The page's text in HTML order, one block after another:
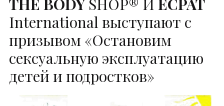
International выступают с
призывом «Остановим
сексуальную эксплуатацию
детей и подростков»